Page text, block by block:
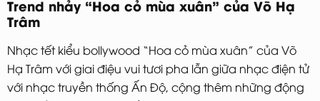
Trend nhảy “Hoa cỏ mùa xuân” của Võ Hạ
Trâm
Nhạc tết kiểu bollywood “Hoa cỏ mùa xuân” của Võ
Hạ Trâm với giai điệu vui tươi pha lẫn giữa nhạc điện tử
với nhạc truyền thống Ấn Độ, cộng thêm những động